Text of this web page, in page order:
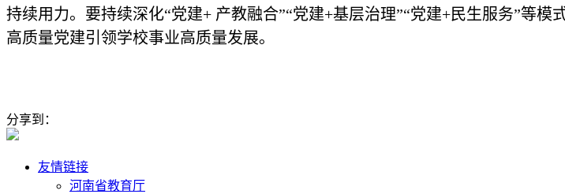
持续用力。要持续深化“党建+ 产教融合”“党建+基层治理”“党建+民生服务”等
高质量党建引领学校事业高质量发展。
分享到：
友情链接
河南省教育厅